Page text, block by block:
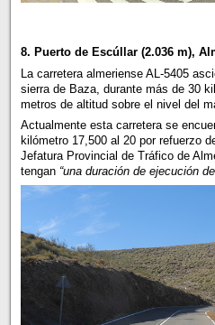
8. Puerto de Escúllar (2.036 m),
La carretera almeriense AL-5405
sierra de Baza, durante más de 30
metros de altitud sobre el nivel del
Actualmente esta carretera se
kilómetro 17,500 al 20 por refuerzo
Jefatura Provincial de Tráfico de
tengan “una duración de ejecución